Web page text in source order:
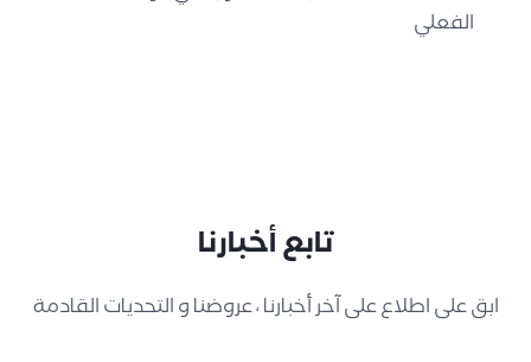
الفعلي
تابع أخبارنا
ابق على اطلاع على آخر أخبارنا ، عروضنا و التحديات القادمة